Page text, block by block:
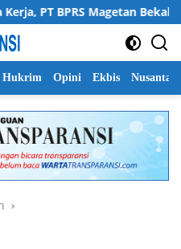
PT BPRS Magetan Bekali
Hukrim Opini Ekbis Nusantara